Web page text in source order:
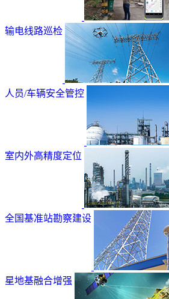
输电线路巡检
人员/车辆安全管控
室内外高精度定位
全国基准站勘察建设
星地基融合增强